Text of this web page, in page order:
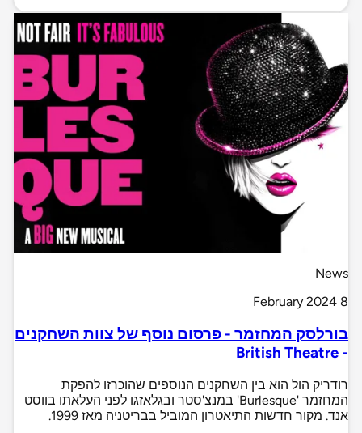
News
8 February 2024
בורלסק המחזמר - פרסום נוסף של צוות השחקנים
- British Theatre
רודריק הול הוא בין השחקנים הנוספים שהוכרזו להפקת
המחזמר 'Burlesque' במנצ'סטר ובגלאזגו לפני העלאתו בווסט
אנד. מקור חדשות התיאטרון המוביל בבריטניה מאז 1999.